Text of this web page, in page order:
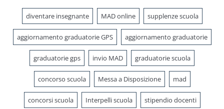
diventare insegnante MAD online supplenze scuola
aggiornamento graduatorie GPS aggiornamento graduatorie
graduatorie gps invio MAD graduatorie scuola
concorso scuola Messa a Disposizione mad
concorsi scuola Interpelli scuola stipendio docenti